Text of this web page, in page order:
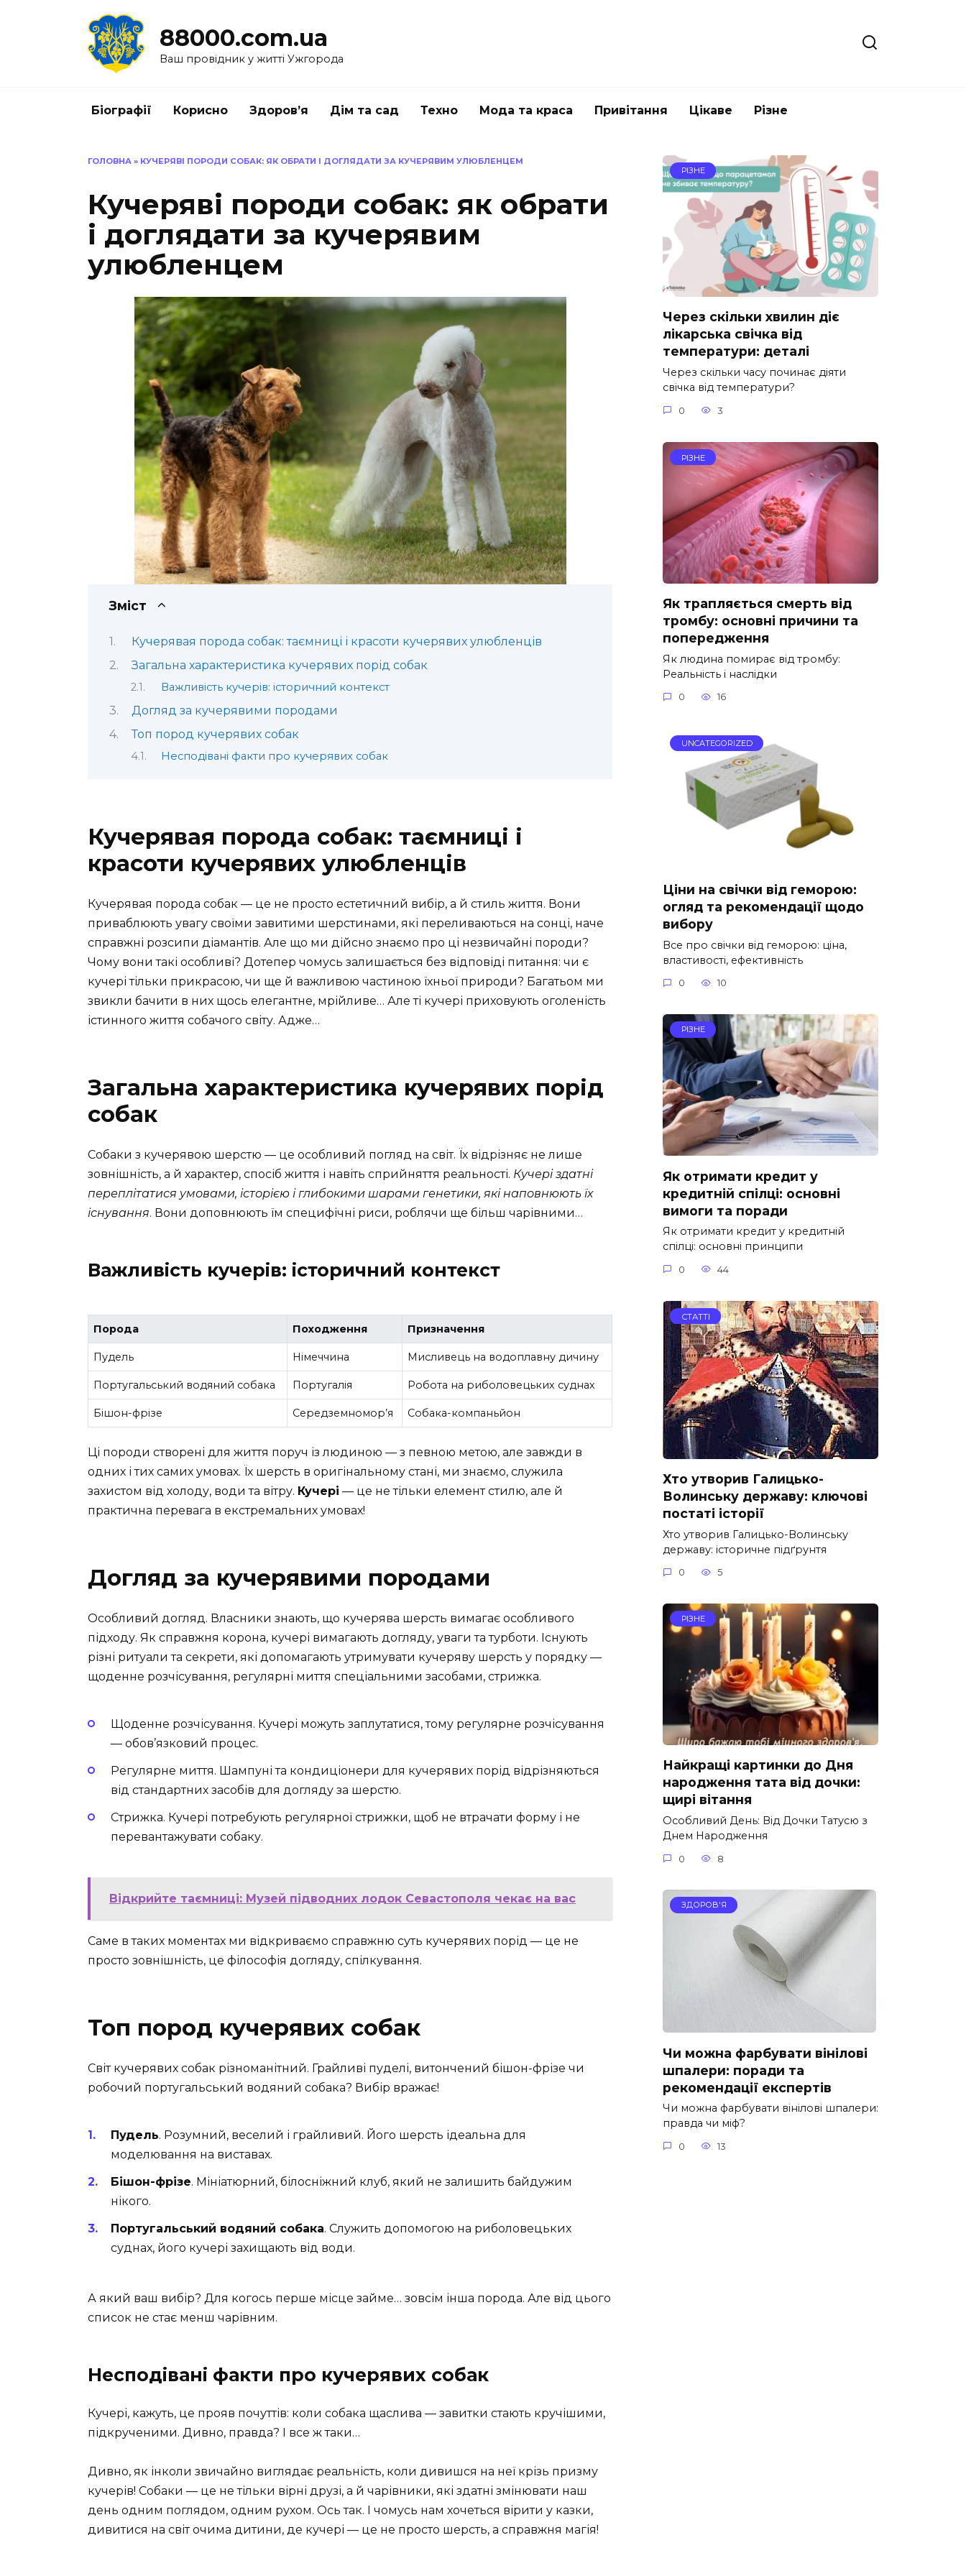
88000.com.ua
Ваш провідник у житті Ужгорода
Біографії Корисно Здоров’я Дім та сад Техно Мода та краса Привітання Цікаве Різне
ГОЛОВНА » КУЧЕРЯВІ ПОРОДИ СОБАК: ЯК ОБРАТИ І ДОГЛЯДАТИ ЗА КУЧЕРЯВИМ УЛЮБЛЕНЦЕМ
Кучеряві породи собак: як обрати
і доглядати за кучерявим
улюбленцем
Зміст
Кучерявая порода собак: таємниці і красоти кучерявих улюбленців
Загальна характеристика кучерявих порід собак
Важливість кучерів: історичний контекст
Догляд за кучерявими породами
Топ пород кучерявих собак
Несподівані факти про кучерявих собак
Кучерявая порода собак: таємниці і
красоти кучерявих улюбленців
Кучерявая порода собак — це не просто естетичний вибір, а й стиль життя. Вони
приваблюють увагу своїми завитими шерстинами, які переливаються на сонці, наче
справжні розсипи діамантів. Але що ми дійсно знаємо про ці незвичайні породи?
Чому вони такі особливі? Дотепер чомусь залишається без відповіді питання: чи є
кучері тільки прикрасою, чи ще й важливою частиною їхньої природи? Багатьом ми
звикли бачити в них щось елегантне, мрійливе… Але ті кучері приховують оголеність
істинного життя собачого світу. Адже…
Загальна характеристика кучерявих порід
собак
Собаки з кучерявою шерстю — це особливий погляд на світ. Їх відрізняє не лише
зовнішність, а й характер, спосіб життя і навіть сприйняття реальності. Кучері здатні
переплітатися умовами, історією і глибокими шарами генетики, які наповнюють їх
існування. Вони доповнюють їм специфічні риси, роблячи ще більш чарівними…
Важливість кучерів: історичний контекст
Порода Походження Призначення
Пудель Німеччина Мисливець на водоплавну дичину
Португальський водяний собака Португалія Робота на риболовецьких суднах
Бішон-фрізе Середземномор’я Собака-компаньйон
Ці породи створені для життя поруч із людиною — з певною метою, але завжди в
одних і тих самих умовах. Їх шерсть в оригінальному стані, ми знаємо, служила
захистом від холоду, води та вітру. Кучері — це не тільки елемент стилю, але й
практична перевага в екстремальних умовах!
Догляд за кучерявими породами
Особливий догляд. Власники знають, що кучерява шерсть вимагає особливого
підходу. Як справжня корона, кучері вимагають догляду, уваги та турботи. Існують
різні ритуали та секрети, які допомагають утримувати кучеряву шерсть у порядку —
щоденне розчісування, регулярні миття спеціальними засобами, стрижка.
Щоденне розчісування. Кучері можуть заплутатися, тому регулярне розчісування
— обов’язковий процес.
Регулярне миття. Шампуні та кондиціонери для кучерявих порід відрізняються
від стандартних засобів для догляду за шерстю.
Стрижка. Кучері потребують регулярної стрижки, щоб не втрачати форму і не
перевантажувати собаку.
Відкрийте таємниці: Музей підводних лодок Севастополя чекає на вас
Саме в таких моментах ми відкриваємо справжню суть кучерявих порід — це не
просто зовнішність, це філософія догляду, спілкування.
Топ пород кучерявих собак
Світ кучерявих собак різноманітний. Грайливі пуделі, витончений бішон-фрізе чи
робочий португальський водяний собака? Вибір вражає!
Пудель. Розумний, веселий і грайливий. Його шерсть ідеальна для
моделювання на виставах.
Бішон-фрізе. Мініатюрний, білосніжний клуб, який не залишить байдужим
нікого.
Португальський водяний собака. Служить допомогою на риболовецьких
суднах, його кучері захищають від води.
А який ваш вибір? Для когось перше місце займе… зовсім інша порода. Але від цього
список не стає менш чарівним.
Несподівані факти про кучерявих собак
Кучері, кажуть, це прояв почуттів: коли собака щаслива — завитки стають кручішими,
підкрученими. Дивно, правда? І все ж таки…
Дивно, як інколи звичайно виглядає реальність, коли дивишся на неї крізь призму
кучерів! Собаки — це не тільки вірні друзі, а й чарівники, які здатні змінювати наш
день одним поглядом, одним рухом. Ось так. І чомусь нам хочеться вірити у казки,
дивитися на світ очима дитини, де кучері — це не просто шерсть, а справжня магія!
РІЗНЕ
Через скільки хвилин діє
лікарська свічка від
температури: деталі
Через скільки часу починає діяти
свічка від температури?
0 3
РІЗНЕ
Як трапляється смерть від
тромбу: основні причини та
попередження
Як людина помирає від тромбу:
Реальність і наслідки
0 16
UNCATEGORIZED
Ціни на свічки від геморою:
огляд та рекомендації щодо
вибору
Все про свічки від геморою: ціна,
властивості, ефективність
0 10
РІЗНЕ
Як отримати кредит у
кредитній спілці: основні
вимоги та поради
Як отримати кредит у кредитній
спілці: основні принципи
0 44
СТАТТІ
Хто утворив Галицько-
Волинську державу: ключові
постаті історії
Хто утворив Галицько-Волинську
державу: історичне підґрунтя
0 5
РІЗНЕ
Найкращі картинки до Дня
народження тата від дочки:
щирі вітання
Особливий День: Від Дочки Татусю з
Днем Народження
0 8
ЗДОРОВ'Я
Чи можна фарбувати вінілові
шпалери: поради та
рекомендації експертів
Чи можна фарбувати вінілові шпалери:
правда чи міф?
0 13